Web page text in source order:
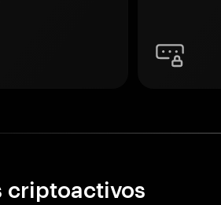
criptoactivos